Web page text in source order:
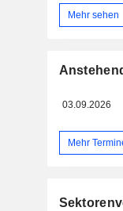
Mehr sehen
03.09.2026
Mehr